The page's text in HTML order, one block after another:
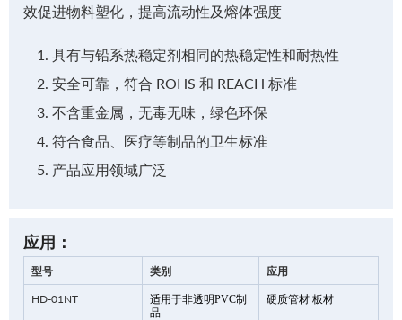
效促进物料塑化，提高流动性及熔体强度
具有与铅系热稳定剂相同的热稳定性和耐热性
安全可靠，符合 ROHS 和 REACH 标准
不含重金属，无毒无味，绿色环保
符合食品、医疗等制品的卫生标准
产品应用领域广泛
应用：
型号 类别
应用
HD-01NT
适用于非透明PVC制
品
硬质管材 板材